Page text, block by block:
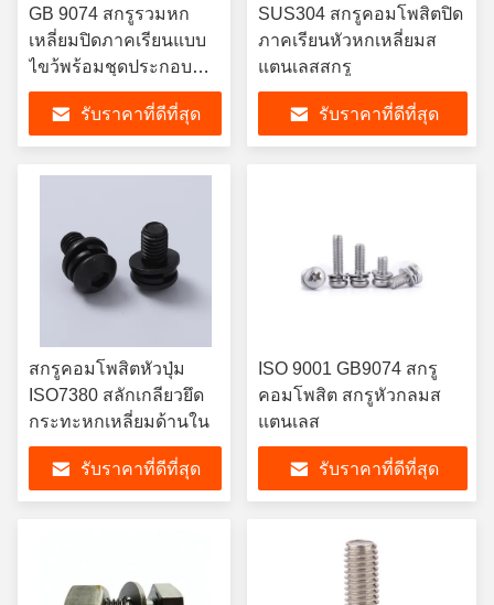
GB 9074 สกรูรวมหก
เหลี่ยมปิดภาคเรียนแบบ
ไขว้พร้อมชุดประกอบ
แหวนรองสปริง
รับราคาที่ดีที่สุด
SUS304 สกรูคอมโพสิตปิด
ภาคเรียนหัวหกเหลี่ยมส
แตนเลสสกรู
รับราคาที่ดีที่สุด
สกรูคอมโพสิตหัวปุ่ม
ISO7380 สลักเกลียวยึด
กระทะหกเหลี่ยมด้านใน
รับราคาที่ดีที่สุด
ISO 9001 GB9074 สกรู
คอมโพสิต สกรูหัวกลมส
แตนเลส
รับราคาที่ดีที่สุด